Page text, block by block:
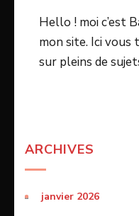
Hello ! moi c’est
mon site. Ici vous
sur pleins de
ARCHIVES
janvier 2026